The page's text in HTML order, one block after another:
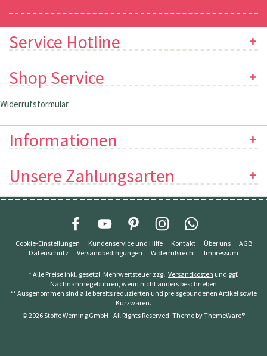
Service Hotline
Shop Service
Widerrufsformular
Informationen
Unsere Zahlungsarten
Cookie-Einstellungen Kundenservice und Hilfe Kontakt Über uns
AGB
Datenschutz
Versandbedingungen Widerrufsrecht Impressum
* Alle Preise inkl. gesetzl. Mehrwertsteuer zzgl. Versandkosten und ggf.
Nachnahmegebühren, wenn nicht anders beschrieben
** Ausgenommen sind alle bereits reduzierten und preisgebundenen Artikel sowie
Kurzwaren.
© 2026 Stoffe Werning GmbH - All Rights Reserved. Theme byThemeWare®